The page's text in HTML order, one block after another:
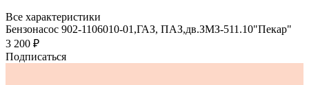
Все характеристики
Бензонасос 902-1106010-01,ГАЗ, ПАЗ,дв.ЗМЗ-511.10"Пекар"
3 200 ₽
Подписаться